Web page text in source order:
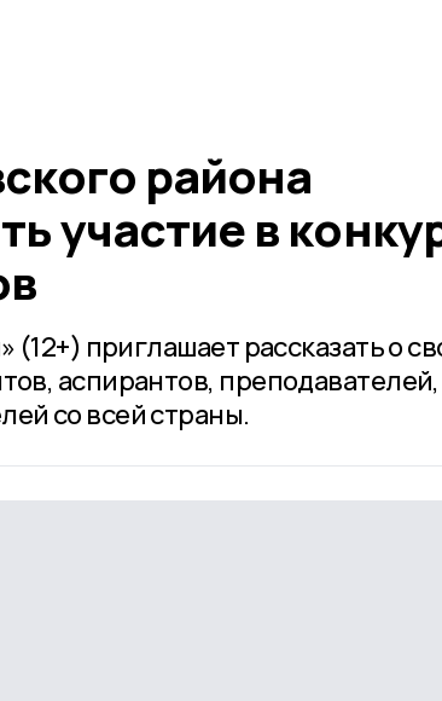
района
участие в
приглашает рассказать о
аспирантов, преподавателей,
со всей страны.